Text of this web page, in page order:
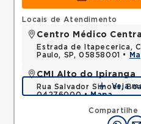
Compartilhe
Locais de Atendimento
Centro Médico
Estrada de Itapecerica,
Paulo, SP, 05858001 •
CMI Alto do Ipiranga
Rua Salvador Simoes,
04276000 •Mapa
Veja